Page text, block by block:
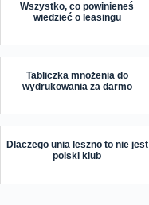
Wszystko, co powinieneś
wiedzieć o leasingu
Tabliczka mnożenia do
wydrukowania za darmo
Dlaczego unia leszno to nie jest
polski klub